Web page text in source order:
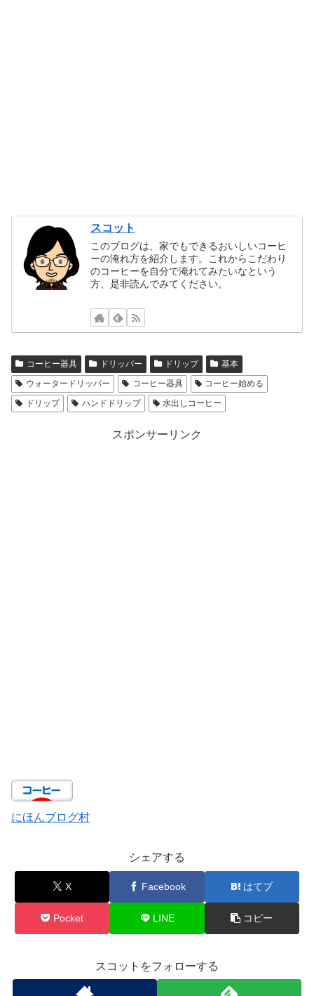
スコット
このブログは、家でもできるおいしいコーヒ
ーの淹れ方を紹介します。これからこだわり
のコーヒーを自分で淹れてみたいなという
方、是非読んでみてください。
コーヒー器具 ドリッパー ドリップ
基本
ウォータードリッパー
コーヒー器具
コーヒー始める
ドリップ
ハンドドリップ 水出しコーヒー
スポンサーリンク
にほんブログ村
シェアする
X Facebook はてブ
Pocket LINE コピー
スコットをフォローする